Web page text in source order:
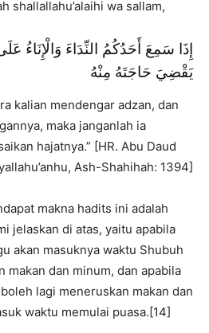
shallallahu’alaihi wa sallam,
إِذَا سَمِعَ أَحَدُكُمُ النِّدَاءَ وَالْإِنَاءُ
يَقْضِيَ حَاجَتَهُ مِنْهُ
kalian mendengar adzan, dan
maka janganlah ia
hajatnya.” [HR. Abu Daud
Ash-Shahihah: 1394]
makna hadits ini adalah
jelaskan di atas, yaitu apabila
akan masuknya waktu Shubuh
makan dan minum, dan apabila
lagi meneruskan makan dan
waktu memulai puasa.[14]